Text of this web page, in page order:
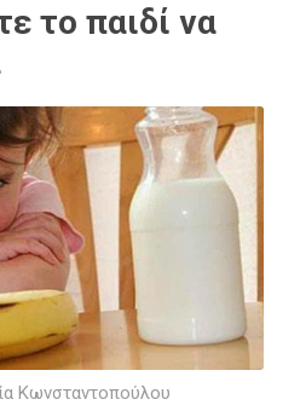
το παιδί να
Κωνσταντοπούλου